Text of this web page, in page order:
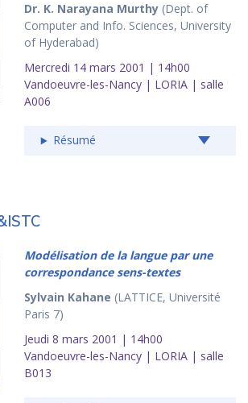
Dr. K. Narayana Murthy(Dept. of
Computer and Info. Sciences, University
of Hyderabad)
Mercredi 14 mars 2001 | 14h00
Vandoeuvre-les-Nancy | LORIA | salle
A006
Résumé
Modélisation de la langue par une
correspondance sens-textes
Sylvain Kahane (LATTICE, Université
Paris 7)
Jeudi 8 mars 2001 | 14h00
Vandoeuvre-les-Nancy | LORIA | salle
B013